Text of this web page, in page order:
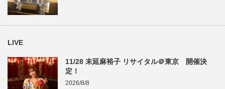
LIVE
11/28 末延麻裕子 リサイタル＠東京 開催決
定！
2026/8/8